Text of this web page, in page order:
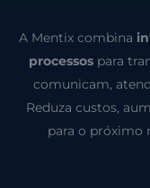
A Mentix combina
processospara
comunicam,
Reduza custos,
para o próximo